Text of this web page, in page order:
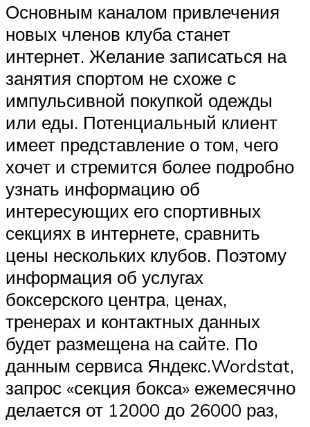
Основным каналом привлечения
новых членов клуба станет
интернет. Желание записаться на
занятия спортом не схоже с
импульсивной покупкой одежды
или еды. Потенциальный клиент
имеет представление о том, чего
хочет и стремится более подробно
узнать информацию об
интересующих его спортивных
секциях в интернете, сравнить
цены нескольких клубов. Поэтому
информация об услугах
боксерского центра, ценах,
тренерах и контактных данных
будет размещена на сайте. По
данным сервиса Яндекс.Wordstat,
запрос «секция бокса» ежемесячно
делается от 12000 до 26000 раз,